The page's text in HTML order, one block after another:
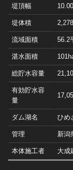
堤頂幅
堤体積
流域面積 56.2
湛水面積
総貯水容量
有効貯水容
量
ダム湖名 ひめ
管理 新潟
本体施工者 大成